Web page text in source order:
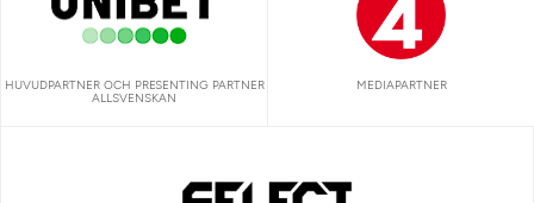
HUVUDPARTNER OCH PRESENTING PARTNER
ALLSVENSKAN
MEDIAPARTNER